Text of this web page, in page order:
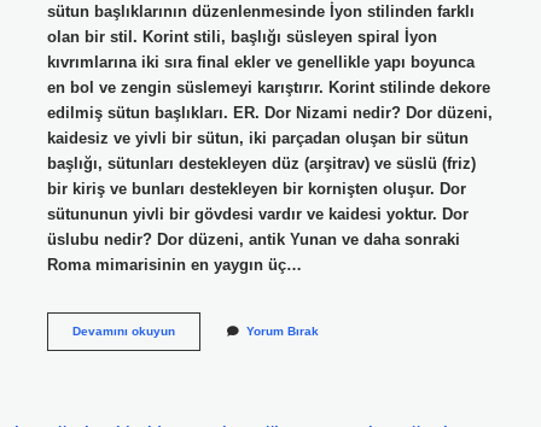
sütun başlıklarının düzenlenmesinde İyon stilinden farklı
olan bir stil. Korint stili, başlığı süsleyen spiral İyon
kıvrımlarına iki sıra final ekler ve genellikle yapı boyunca
en bol ve zengin süslemeyi karıştırır. Korint stilinde dekore
edilmiş sütun başlıkları. ER. Dor Nizami nedir? Dor düzeni,
kaidesiz ve yivli bir sütun, iki parçadan oluşan bir sütun
başlığı, sütunları destekleyen düz (arşitrav) ve süslü (friz)
bir kiriş ve bunları destekleyen bir kornişten oluşur. Dor
sütununun yivli bir gövdesi vardır ve kaidesi yoktur. Dor
üslubu nedir? Dor düzeni, antik Yunan ve daha sonraki
Roma mimarisinin en yaygın üç…
Devamını okuyunDor
Yorum Bırak